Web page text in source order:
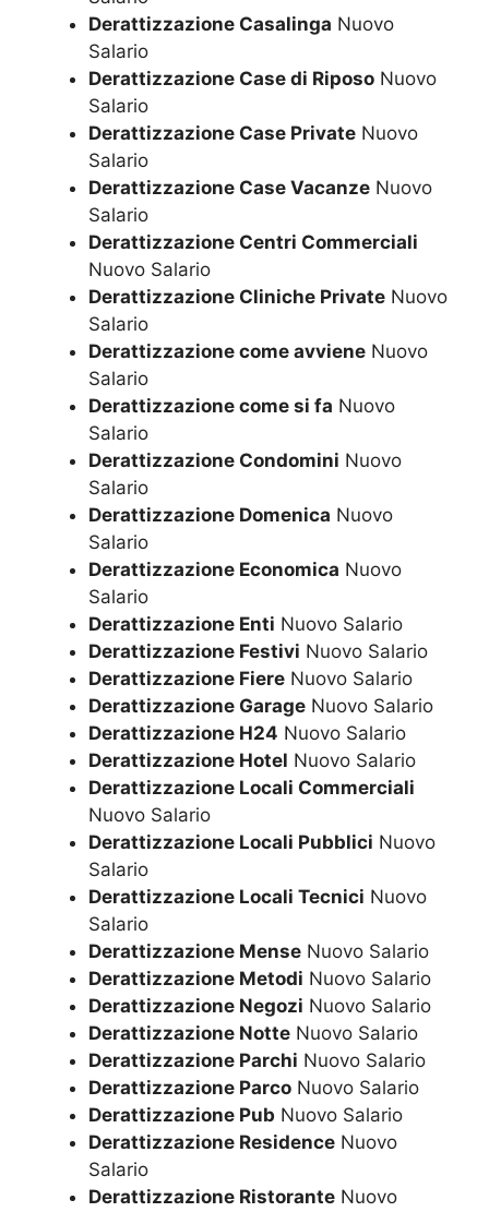
Derattizzazione Casalinga Nuovo
Salario
Derattizzazione Case di Riposo Nuovo
Salario
Derattizzazione Case Private Nuovo
Salario
Derattizzazione Case Vacanze Nuovo
Salario
Derattizzazione Centri Commerciali
Nuovo Salario
Derattizzazione Cliniche Private Nuovo
Salario
Derattizzazione come avviene Nuovo
Salario
Derattizzazione come si fa Nuovo
Salario
Derattizzazione Condomini Nuovo
Salario
Derattizzazione Domenica Nuovo
Salario
Derattizzazione Economica Nuovo
Salario
Derattizzazione Enti Nuovo Salario
Derattizzazione Festivi Nuovo Salario
Derattizzazione Fiere Nuovo Salario
Derattizzazione Garage Nuovo Salario
Derattizzazione H24 Nuovo Salario
Derattizzazione Hotel Nuovo Salario
Derattizzazione Locali Commerciali
Nuovo Salario
Derattizzazione Locali Pubblici Nuovo
Salario
Derattizzazione Locali Tecnici Nuovo
Salario
Derattizzazione Mense Nuovo Salario
Derattizzazione Metodi Nuovo Salario
Derattizzazione Negozi Nuovo Salario
Derattizzazione Notte Nuovo Salario
Derattizzazione Parchi Nuovo Salario
Derattizzazione Parco Nuovo Salario
Derattizzazione Pub Nuovo Salario
Derattizzazione Residence Nuovo
Salario
Derattizzazione Ristorante Nuovo